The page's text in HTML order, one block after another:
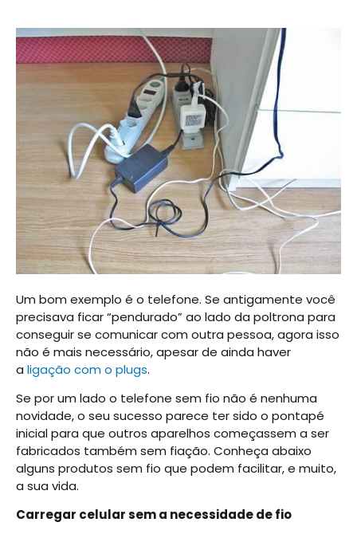
Um bom exemplo é o telefone. Se antigamente você
precisava ficar “pendurado” ao lado da poltrona para
conseguir se comunicar com outra pessoa, agora isso
não é mais necessário, apesar de ainda haver
a ligação com o plugs.
Se por um lado o telefone sem fio não é nenhuma
novidade, o seu sucesso parece ter sido o pontapé
inicial para que outros aparelhos começassem a ser
fabricados também sem fiação. Conheça abaixo
alguns produtos sem fio que podem facilitar, e muito,
a sua vida.
Carregar celular sem a necessidade de fio